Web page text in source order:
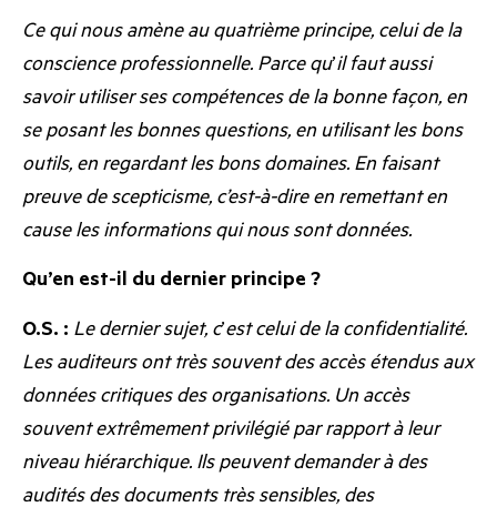
Ce qui nous amène au quatrième principe, celui de la
conscience professionnelle. Parce qu’il faut aussi
savoir utiliser ses compétences de la bonne façon, en
se posant les bonnes questions, en utilisant les bons
outils, en regardant les bons domaines. En faisant
preuve de scepticisme, c’est-à-dire en remettant en
cause les informations qui nous sont données.
Qu’en est-il du dernier principe ?
O.S. : Le dernier sujet, c’est celui de la confidentialité.
Les auditeurs ont très souvent des accès étendus aux
données critiques des organisations. Un accès
souvent extrêmement privilégié par rapport à leur
niveau hiérarchique. Ils peuvent demander à des
audités des documents très sensibles, des